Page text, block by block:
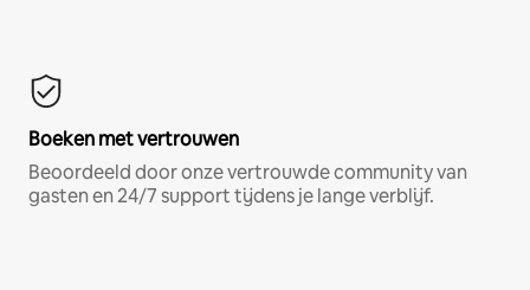
Boeken met vertrouwen
Beoordeeld door onze vertrouwde community van
gasten en 24/7 support tijdens je lange verblijf.